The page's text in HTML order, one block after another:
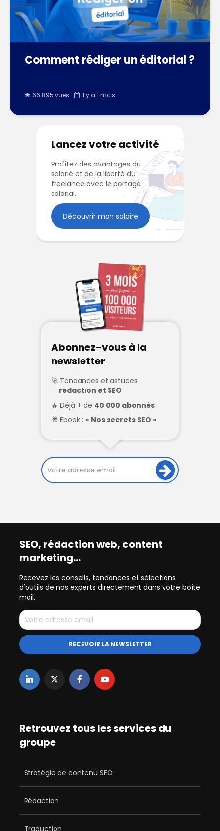
Comment rédiger un éditorial ?
66 895 vues il y a 1 mois
Lancez votre activité
Profitez des avantages du
salarié et de la liberté du
freelance avec le portage
salarial.
Découvrir mon salaire
Abonnez-vous à la
newsletter
Tendances et astuces
rédaction et SEO
Déjà + de 40 000 abonnés
Ebook : « Nos secrets SEO »
SEO, rédaction web, content
marketing…
Recevez les conseils, tendances et sélections
d'outils de nos experts directement dans votre boîte
mail.
Retrouvez tous les services du
groupe
Stratégie de contenu SEO
Rédaction
Traduction